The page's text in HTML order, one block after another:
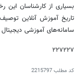
بسیاری از کارشناسان این
تاریخ آموزش آنلاین
سامانه‌های آموزشی
۲۲۷۲۲۷
کد مطلب2215797